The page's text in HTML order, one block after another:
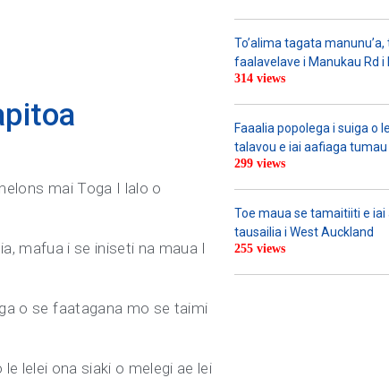
mai Toga I lalo o
mafua i se iniseti na maua I
o se faatagana mo se taimi
lelei ona siaki o melegi ae lei
To’alima tagata
faalavelave i Manukau Rd
314 views
Faaalia popolega i suiga o
talavou e iai aafiaga
299 views
Toe maua se tamaitiiti e
tausailia i West Auckland
255 views